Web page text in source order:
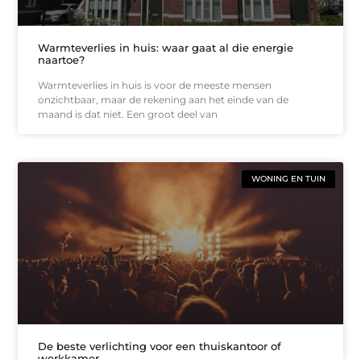
Warmteverlies in huis: waar gaat al die energie
naartoe?
Warmteverlies in huis is voor de meeste mensen
onzichtbaar, maar de rekening aan het einde van de
maand is dat niet. Een groot deel van
WONING EN TUIN
De beste verlichting voor een thuiskantoor of